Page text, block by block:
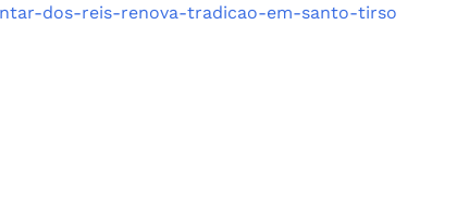
dos-reis-renova-tradicao-em-santo-tirso